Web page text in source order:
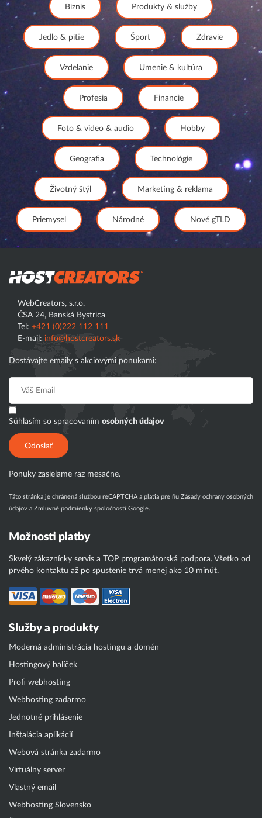
Biznis Produkty & služby
Jedlo & pitie Šport Zdravie
Vzdelanie Umenie & kultúra
Profesia Financie
Foto & video & audio Hobby
Geografia Technológie
Životný štýl Marketing & reklama
Priemysel Národné Nové gTLD
WebCreators, s.r.o.
ČSA 24, Banská Bystrica
Tel: +421 (0)222 112 111
E-mail: info@hostcreators.sk
Dostávajte emaily s akciovými ponukami:
Súhlasím so spracovaním osobných údajov
Odoslať
Ponuky zasielame raz mesačne.
Táto stránka je chránená službou reCAPTCHA a platia pre ňu Zásady ochrany osobných
údajov a Zmluvné podmienky spoločnosti Google.
Možnosti platby
Skvelý zákaznícky servis a TOP programátorská podpora. Všetko od
prvého kontaktu až po spustenie trvá menej ako 10 minút.
Služby a produkty
Moderná administrácia hostingu a domén
Hostingový balíček
Profi webhosting
Webhosting zadarmo
Jednotné prihlásenie
Inštalácia aplikácií
Webová stránka zadarmo
Virtuálny server
Vlastný email
Webhosting Slovensko